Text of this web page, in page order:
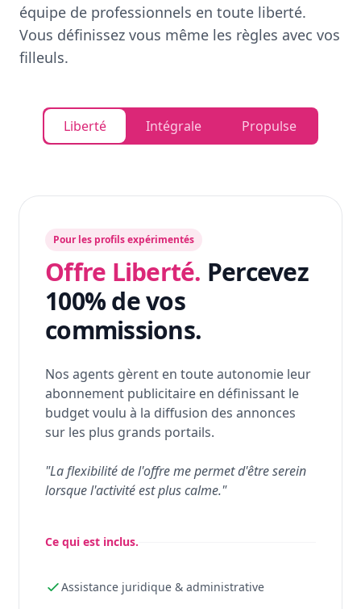
équipe de professionnels en toute liberté.
Vous définissez vous même les règles avec vos
filleuls.
Liberté Intégrale Propulse
Pour les profils expérimentés
Offre Liberté. Percevez
100% de vos
commissions.
Nos agents gèrent en toute autonomie leur
abonnement publicitaire en définissant le
budget voulu à la diffusion des annonces
sur les plus grands portails.
"La flexibilité de l'offre me permet d'être serein
lorsque l'activité est plus calme."
Ce qui est inclus.
Assistance juridique & administrative